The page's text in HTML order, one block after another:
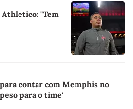
"Tem
contar com Memphis no
para o time'